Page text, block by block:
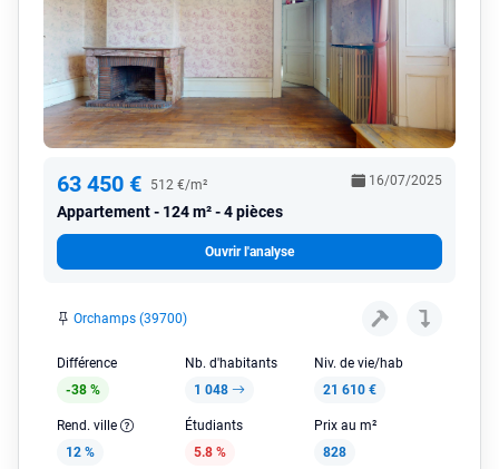
63 450 € 512 €/m²
Appartement 124 m² - 4 pièces
16/07/2025
Ouvrir l'analyse
Orchamps (39700)
Différence
-38 %
Nb. d'habitants
1 048
Niv. de vie/hab
21 610 €
Rend. ville
12 %
Étudiants
5.8 %
Prix au m²
828